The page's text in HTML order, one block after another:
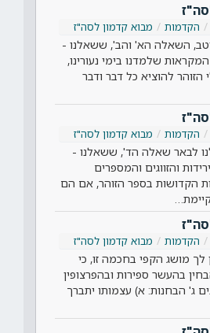
הקדמות מבוא קדמון לסה"ז
השאלה הא' והב', ששאלנו -
שלמדנו בימי נעורינו,
להוציא כל דבר ודבר
הקדמות מבוא קדמון לסה"ז
לבאר שאלה הד', ששאלנו -
והזווגים והמספרים
הקדושות בספר הזוהר, אם הם
הקדמות מבוא קדמון לסה"ז
לך מושג הקפי בחכמה זו, כי
בהעשר ספירות ובהפרצופין
ג' הבחנות: א) עצמותו יתברך